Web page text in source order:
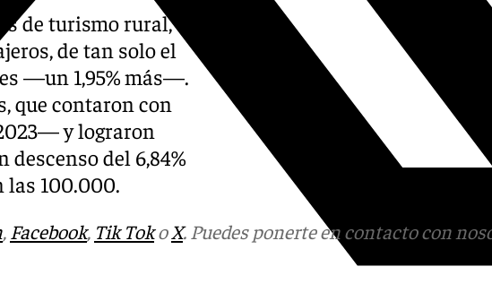
de turismo rural, que
de tan solo el
—un 1,95% más—.
que contaron con
y lograron
descenso del 6,84%
las 100.000.
, Facebook, Tik TokoX. Puedes ponerte en contacto con